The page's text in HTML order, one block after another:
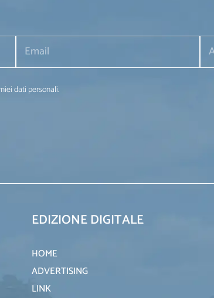
dati personali.
EDIZIONE DIGITALE
HOME
ADVERTISING
LINK